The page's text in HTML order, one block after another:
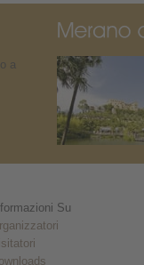
a
Su